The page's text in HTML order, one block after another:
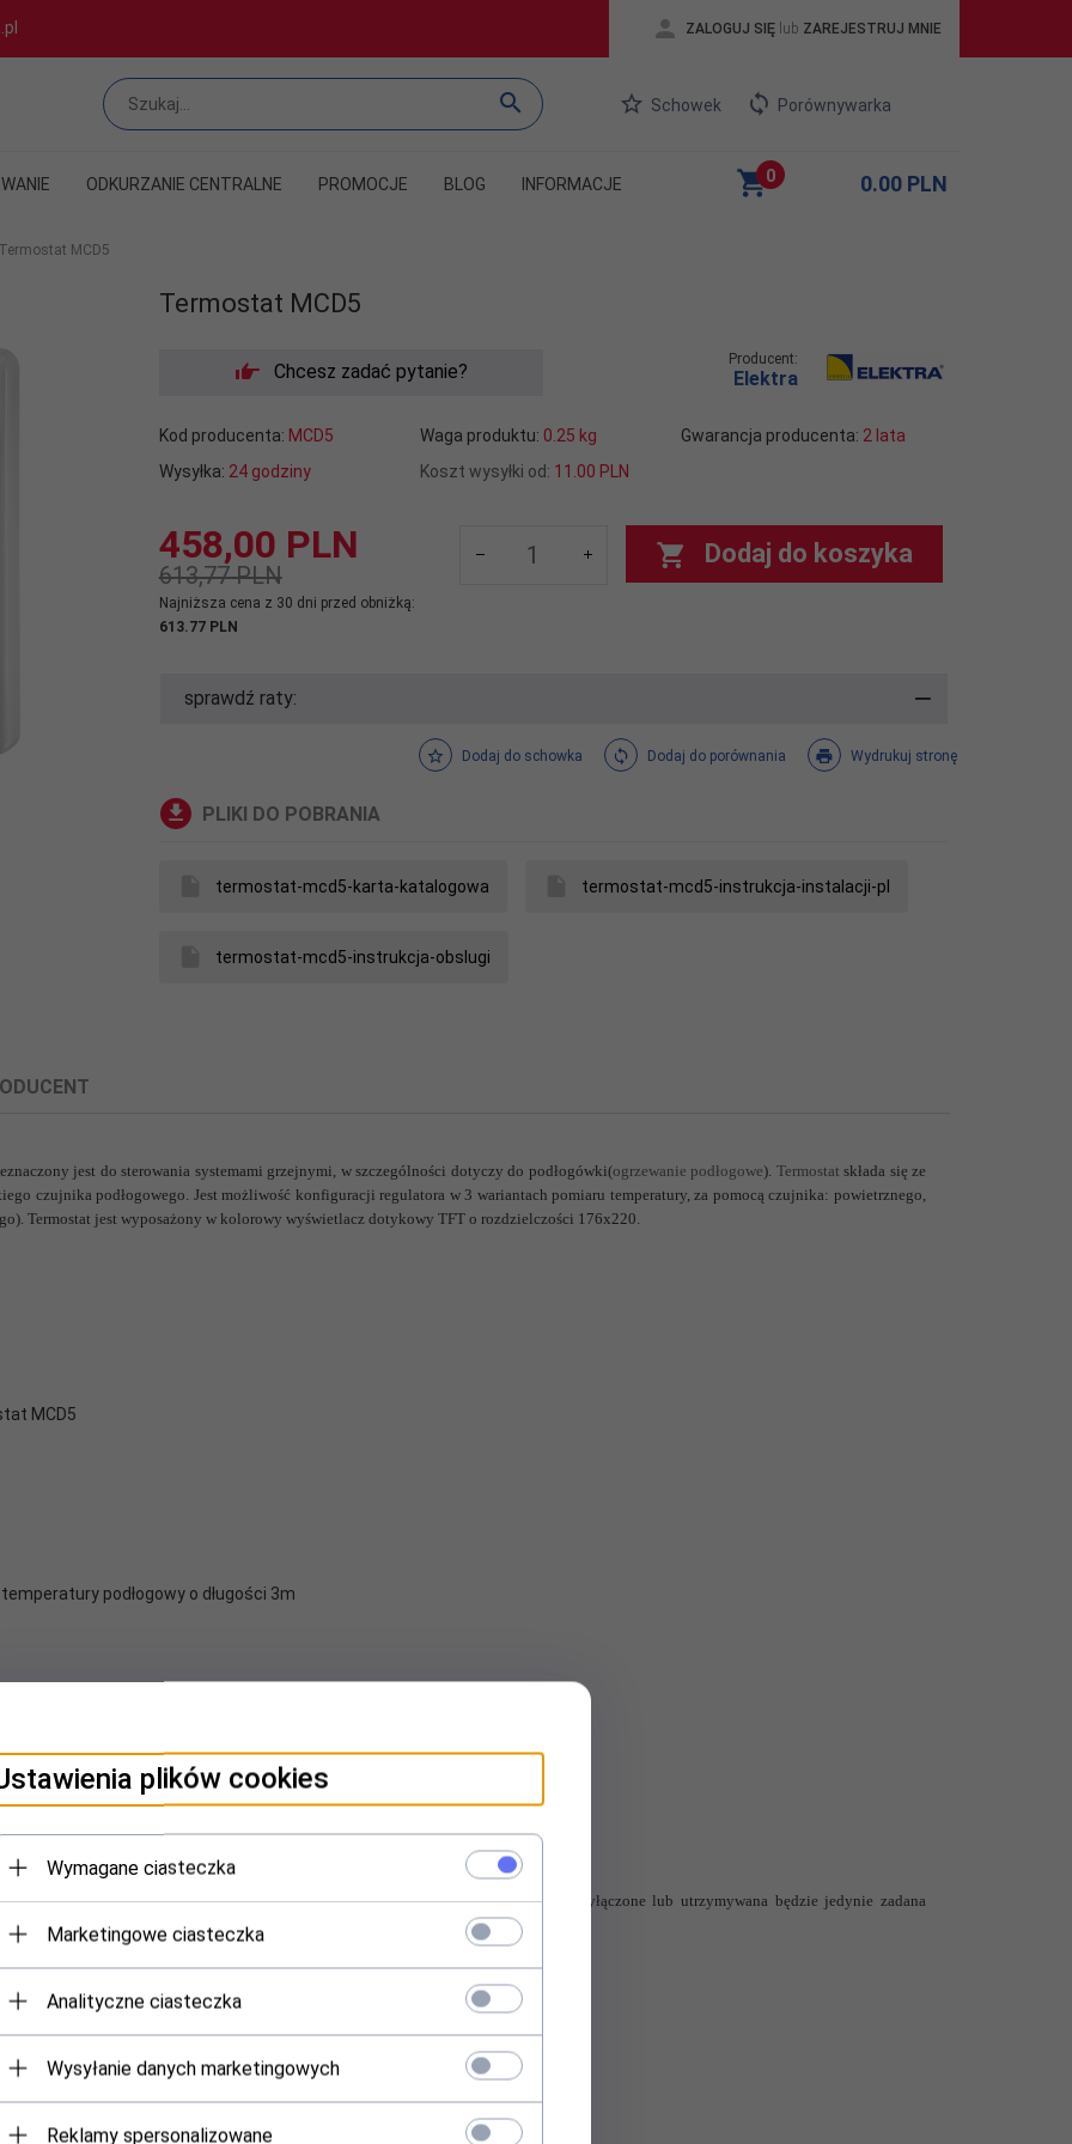
ZALOGUJ SIĘ lub ZAREJESTRUJ MNIE
Schowek Porównywarka
ODKURZANIE CENTRALNE PROMOCJE BLOG INFORMACJE 0 0.00PLN
Termostat MCD5
Termostat MCD5
Chcesz zadać pytanie?
Producent:
Elektra
Kod producenta: MCD5 Waga produktu: 0.25 kg Gwarancja producenta: 2 lata
Wysyłka: 24 godziny Koszt wysyłki od: 11.00 PLN
458,00 PLN
613,77 PLN
Najniższa cena z 30 dni przed obniżką:
613.77 PLN
Dodaj do koszyka
sprawdź raty:
Dodaj do schowka Dodaj do porównania Wydrukuj stronę
PLIKI DO POBRANIA
termostat-mcd5-karta-katalogowa termostat-mcd5-instrukcja-instalacji-pl
termostat-mcd5-instrukcja-obslugi
jest do sterowania systemami grzejnymi, w szczególności dotyczy do podłogówki(ogrzewanie podłogowe). Termostat składa się ze
czujnika podłogowego. Jest możliwość konfiguracji regulatora w 3 wariantach pomiaru temperatury, za pomocą czujnika: powietrznego,
Termostat jest wyposażony w kolorowy wyświetlacz dotykowy TFT o rozdzielczości 176x220.
MCD5
podłogowy o długości 3m
obsługi
co umożliwia użytkownikowi ustawienie czasu, w jakim ogrzewanie będzie wyłączone lub utrzymywana będzie jedynie zadana
producenta.
dane producenta produktu.
zgodność produktu z wymaganymi przepisami.
plików cookies
Wymagane ciasteczka
Marketingowe ciasteczka
Analityczne ciasteczka
Wysyłanie danych marketingowych
Reklamy spersonalizowane